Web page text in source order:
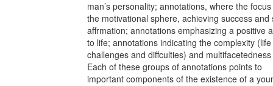
man’s personality; annotations, where the
the motivational sphere, achieving success and
affrmation; annotations emphasizing a positive
to life; annotations indicating the complexity (life
challenges and diffculties) and
Each of these groups of annotations points to
important components of the existence of a